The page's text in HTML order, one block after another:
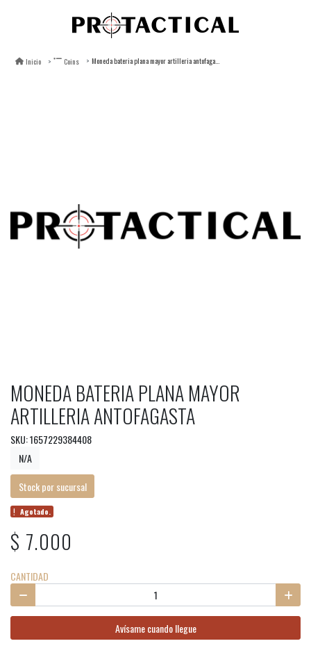
Inicio Coins Moneda bateria plana mayor artilleria antofagasta
MONEDA BATERIA PLANA MAYOR
ARTILLERIA ANTOFAGASTA
SKU: 1657229384408
N/A
Stock por sucursal
Agotado.
$ 7.000
CANTIDAD
Avísame cuando llegue